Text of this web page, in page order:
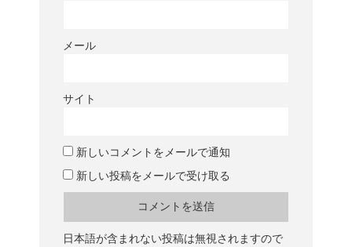
メール
サイト
新しいコメントをメールで通知
新しい投稿をメールで受け取る
日本語が含まれない投稿は無視されますので